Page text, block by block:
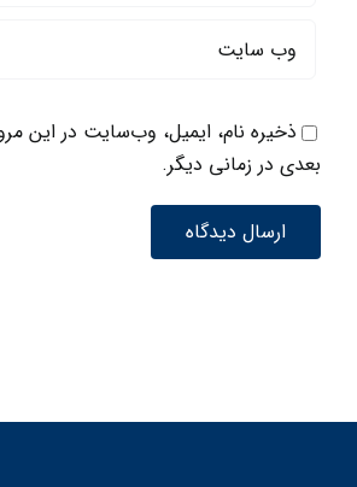
ذخیره نام، ایمیل، وب‌سایت در این
بعدی در زمانی دیگر.